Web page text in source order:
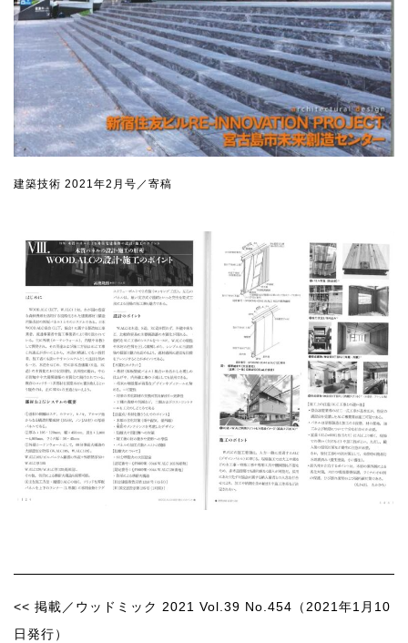
建築技術 2021年2月号／寄稿
<< 掲載／ウッドミック 2021 Vol.39 No.454（2021年1月10
日発行）